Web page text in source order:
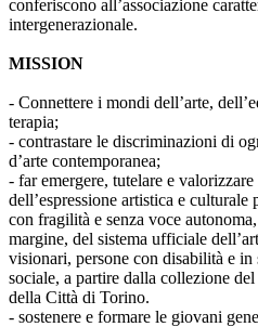
conferiscono all’associazione
intergenerazionale.
MISSION
- Connettere i mondi dell’arte,
terapia;
- contrastare le discriminazioni di
d’arte contemporanea;
- far emergere, tutelare e
dell’espressione artistica e
con fragilità e senza voce
margine, del sistema ufficiale
visionari, persone con disabilità e
sociale, a partire dalla collezione
della Città di Torino.
- sostenere e formare le giovani